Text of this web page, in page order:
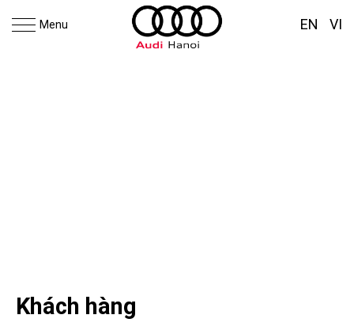
Menu EN VI
Khách hàng